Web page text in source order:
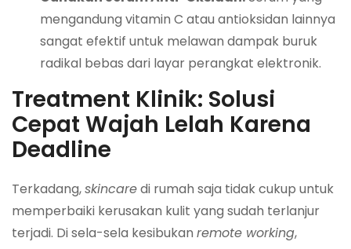
mengandung vitamin C atau antioksidan lainnya
sangat efektif untuk melawan dampak buruk
radikal bebas dari layar perangkat elektronik.
Treatment Klinik: Solusi
Cepat Wajah Lelah Karena
Deadline
Terkadang,skincaredi rumah saja tidak cukup untuk
memperbaiki kerusakan kulit yang sudah terlanjur
terjadi. Di sela-sela kesibukan remote working,